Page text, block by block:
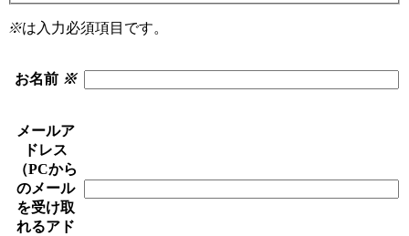
※は入力必須項目です。
お名前 ※
メールア
ドレス
（PCから
のメール
を受け取
れるアド